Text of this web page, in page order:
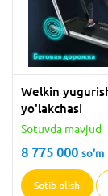
Welkin
yo'lakchasi
Sotuvda mavjud
8 775 000 so'm
Sotib olish